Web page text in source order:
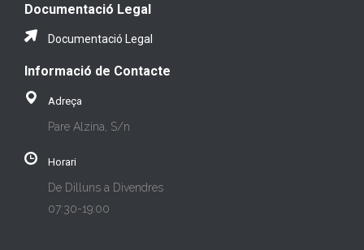
Documentació Legal
Documentació Legal
Informació de Contacte
Adreça
Pare Alzina, S/n
Horari
De Dilluns a Divendres
07:30-19:00